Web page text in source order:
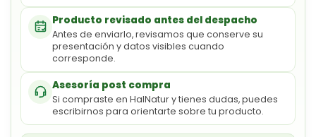
Producto revisado antes del despacho
Antes de enviarlo, revisamos que conserve su
presentación y datos visibles cuando
corresponde.
Asesoría post compra
Si compraste en HalNatur y tienes dudas, puedes
escribirnos para orientarte sobre tu producto.